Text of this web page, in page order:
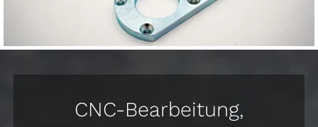
CNC-Bearbeitung,